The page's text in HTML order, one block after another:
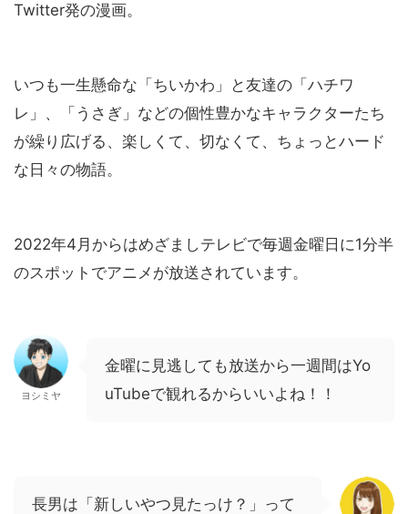
Twitter発の漫画。
いつも一生懸命な「ちいかわ」と友達の「ハチワ
レ」、「うさぎ」などの個性豊かなキャラクターたち
が繰り広げる、楽しくて、切なくて、ちょっとハード
な日々の物語。
2022年4月からはめざましテレビで毎週金曜日に1分半
のスポットでアニメが放送されています。
ヨシミヤ
金曜に見逃しても放送から一週間はYo
uTubeで観れるからいいよね！！
長男は「新しいやつ見たっけ？」って